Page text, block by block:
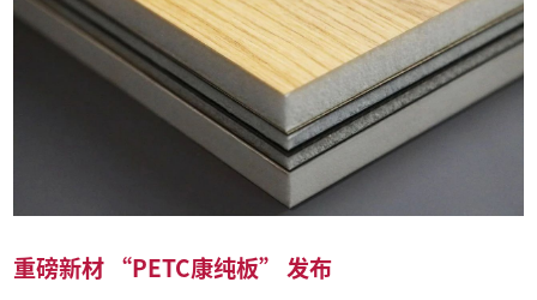
重磅新材 “PETC康纯板” 发布